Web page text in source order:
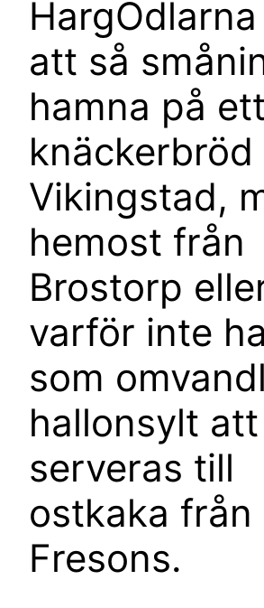
att så
hamna på ett
knäckerbröd
Vikingstad,
hemost från
Brostorp
varför inte
som
hallonsylt att
serveras till
ostkaka från
Fresons.